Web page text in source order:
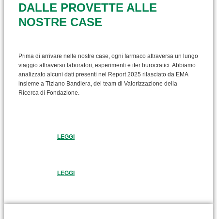
DALLE PROVETTE ALLE
NOSTRE CASE
Prima di arrivare nelle nostre case, ogni farmaco attraversa un lungo
viaggio attraverso laboratori, esperimenti e iter burocratici. Abbiamo
analizzato alcuni dati presenti nel Report 2025 rilasciato da EMA
insieme a Tiziano Bandiera, del team di Valorizzazione della
Ricerca di Fondazione.
LEGGI
LEGGI